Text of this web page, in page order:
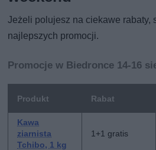
Jeżeli polujesz na ciekawe rabaty,
najlepszych promocji.
Promocje w Biedronce 14-16
Produkt Rabat
Kawa
ziarnista
Tchibo, 1 kg
1+1 gratis